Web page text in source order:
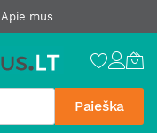
Apie mus
Paieška